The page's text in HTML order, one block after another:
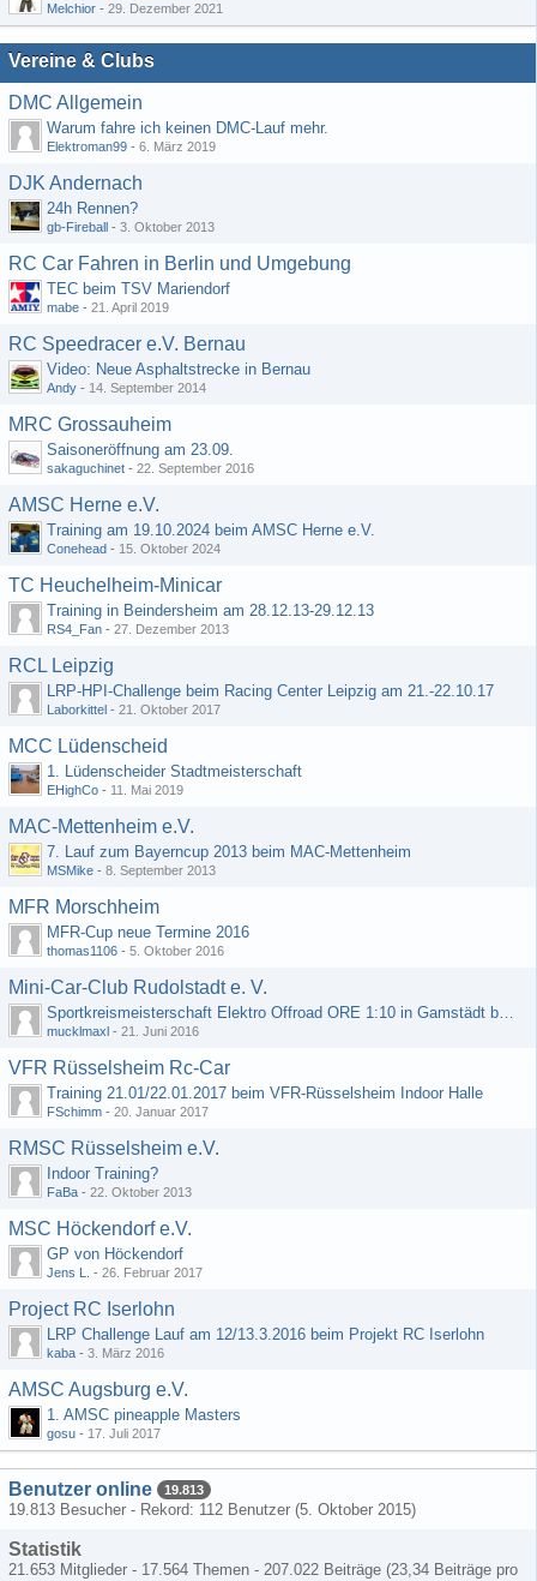
Melchior - 29. Dezember 2021
Vereine & Clubs
DMC Allgemein
Warum fahre ich keinen DMC-Lauf mehr.
Elektroman99 - 6. März 2019
DJK Andernach
24h Rennen?
gb-Fireball - 3. Oktober 2013
RC Car Fahren in Berlin und Umgebung
TEC beim TSV Mariendorf
mabe - 21. April 2019
RC Speedracer e.V. Bernau
Video: Neue Asphaltstrecke in Bernau
Andy - 14. September 2014
MRC Grossauheim
Saisoneröffnung am 23.09.
sakaguchinet - 22. September 2016
AMSC Herne e.V.
Training am 19.10.2024 beim AMSC Herne e.V.
Conehead - 15. Oktober 2024
TC Heuchelheim-Minicar
Training in Beindersheim am 28.12.13-29.12.13
RS4_Fan - 27. Dezember 2013
RCL Leipzig
LRP-HPI-Challenge beim Racing Center Leipzig am 21.-22.10.17
Laborkittel - 21. Oktober 2017
MCC Lüdenscheid
1. Lüdenscheider Stadtmeisterschaft
EHighCo - 11. Mai 2019
MAC-Mettenheim e.V.
7. Lauf zum Bayerncup 2013 beim MAC-Mettenheim
MSMike - 8. September 2013
MFR Morschheim
MFR-Cup neue Termine 2016
thomas1106 - 5. Oktober 2016
Mini-Car-Club Rudolstadt e. V.
Sportkreismeisterschaft Elektro Offroad ORE 1:10 in Gamstädt bei Erfurt, Outdoor mit Indoor Ausweichmöglichkeit!!!
mucklmaxl - 21. Juni 2016
VFR Rüsselsheim Rc-Car
Training 21.01/22.01.2017 beim VFR-Rüsselsheim Indoor Halle
FSchimm - 20. Januar 2017
RMSC Rüsselsheim e.V.
Indoor Training?
FaBa - 22. Oktober 2013
MSC Höckendorf e.V.
GP von Höckendorf
Jens L. - 26. Februar 2017
Project RC Iserlohn
LRP Challenge Lauf am 12/13.3.2016 beim Projekt RC Iserlohn
kaba - 3. März 2016
AMSC Augsburg e.V.
1. AMSC pineapple Masters
gosu - 17. Juli 2017
Benutzer online 19.813
19.813 Besucher - Rekord: 112 Benutzer (5. Oktober 2015)
Statistik
21.653 Mitglieder - 17.564 Themen - 207.022 Beiträge (23,34 Beiträge pro